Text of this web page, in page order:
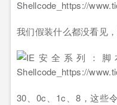
我们假装什么都没看见
30、0c、1c、8，这些